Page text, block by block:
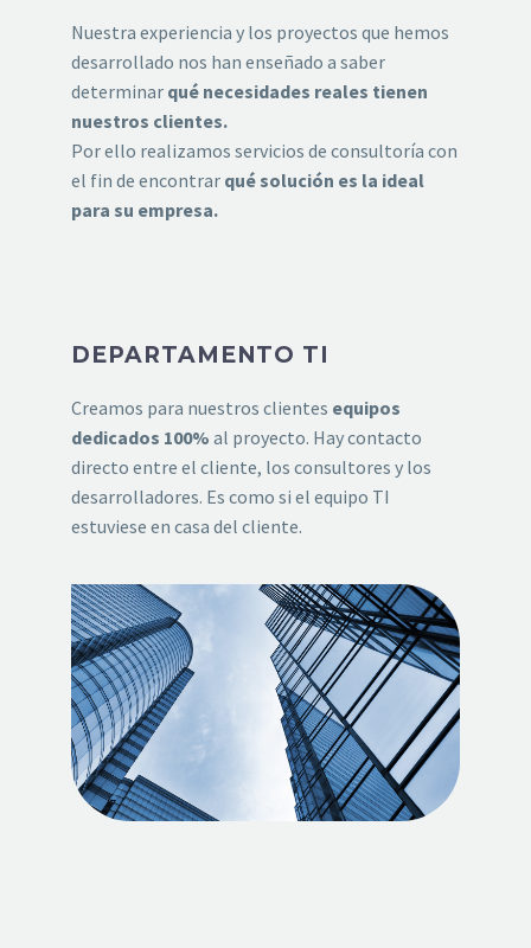
Nuestra experiencia y los proyectos que hemos
desarrollado nos han enseñado a saber
determinar qué necesidades reales tienen
nuestros clientes.
Por ello realizamos servicios de consultoría con
el fin de encontrar qué solución es la ideal
para su empresa.
DEPARTAMENTO TI
Creamos para nuestros clientes equipos
dedicados 100% al proyecto. Hay contacto
directo entre el cliente, los consultores y los
desarrolladores. Es como si el equipo TI
estuviese en casa del cliente.